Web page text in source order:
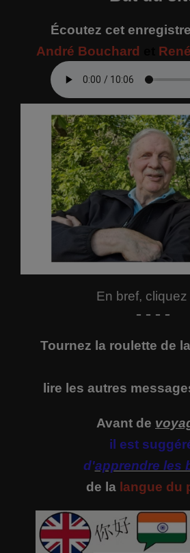
Écoutez cet
André Bouchard
En bref, cliquez
- - - -
Tournez la roulette de
lire les autres
Avant de
il est
d'apprendre les
de la langue du